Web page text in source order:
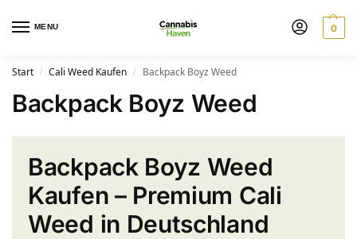
MENU 0
Start / Cali Weed Kaufen / Backpack Boyz Weed
Backpack Boyz Weed
Backpack Boyz Weed
Kaufen – Premium Cali
Weed in Deutschland